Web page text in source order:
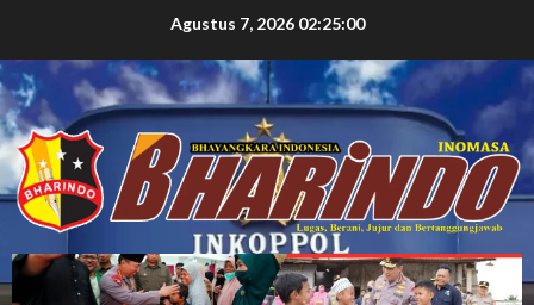
Agustus 7, 2026 02:25:01